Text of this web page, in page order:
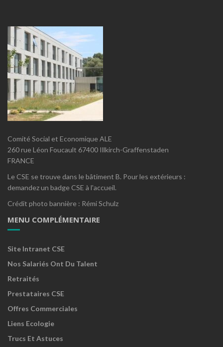
Comité Social et Economique ALE
260 rue Léon Foucault 67400 Illkirch-Graffenstaden
FRANCE
Le CSE se trouve dans le bâtiment B. Pour les extérieurs :
demandez un badge CSE à l'accueil.
Crédit photo bannière : Rémi Schulz
MENU COMPLÉMENTAIRE
Site Intranet CSE
Nos Salariés Ont Du Talent
Retraités
Prestataires CSE
Offres Commerciales
Liens Ecologie
Trucs Et Astuces